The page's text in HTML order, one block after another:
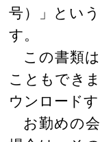
号）」とい
す。
この書類
こともでき
ウンロード
お勤めの